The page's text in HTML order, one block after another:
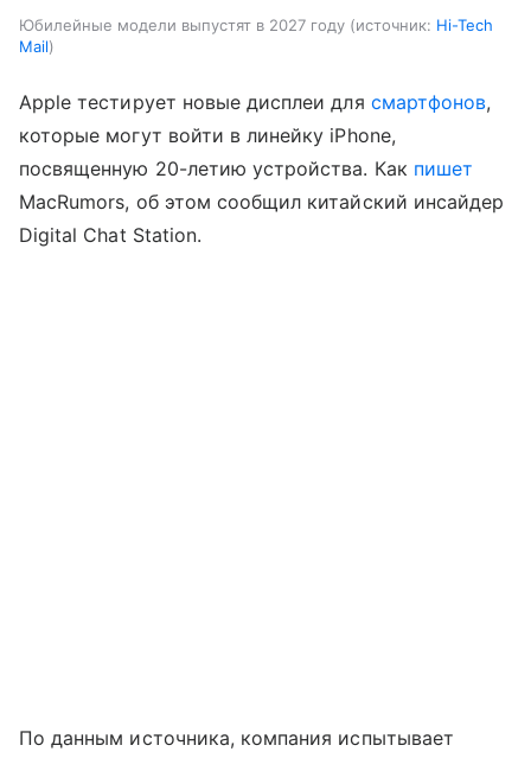
Юбилейные модели выпустят в 2027 году источник: Hi-Tech
Mail
Apple тестирует новые дисплеи для смартфонов,
которые могут войти в линейку iPhone,
посвященную 20-летию устройства. Как пишет
MacRumors, об этом сообщил китайский инсайдер
Digital Chat Station.
По данным источника, компания испытывает